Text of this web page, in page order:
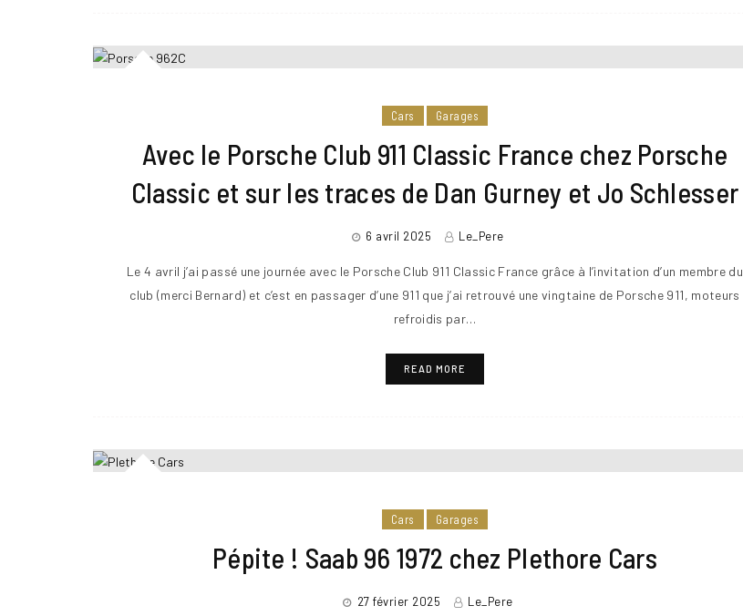
Cars Garages
Avec le Porsche Club 911 Classic France chez Porsche
Classic et sur les traces de Dan Gurney et Jo Schlesser
6 avril 2025 Le_Pere
Le 4 avril j’ai passé une journée avec le Porsche Club 911 Classic France grâce à l’invitation d’un membre du
club (merci Bernard) et c’est en passager d’une 911 que j’ai retrouvé une vingtaine de Porsche 911, moteurs
refroidis par…
READ MORE
Cars Garages
Pépite ! Saab 96 1972 chez Plethore Cars
27 février 2025 Le_Pere